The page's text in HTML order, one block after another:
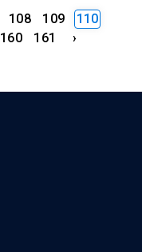
108 109
110
160 161 ›